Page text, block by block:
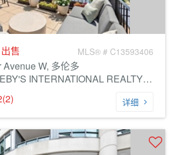
出售 MLS® # C13593406
W, 多伦多
经纪公司: SOTHEBY'S INTERNATIONAL REALTY CANADA
详细